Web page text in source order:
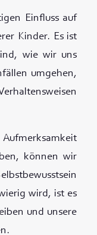
Einfluss auf
Kinder. Es ist
wie wir uns
umgehen,
können wir
wird, ist es
und unsere